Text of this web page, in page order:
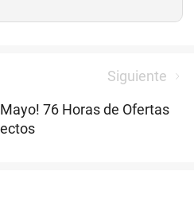
Siguiente
para las Rebajas de
76 Horas de Ofertas